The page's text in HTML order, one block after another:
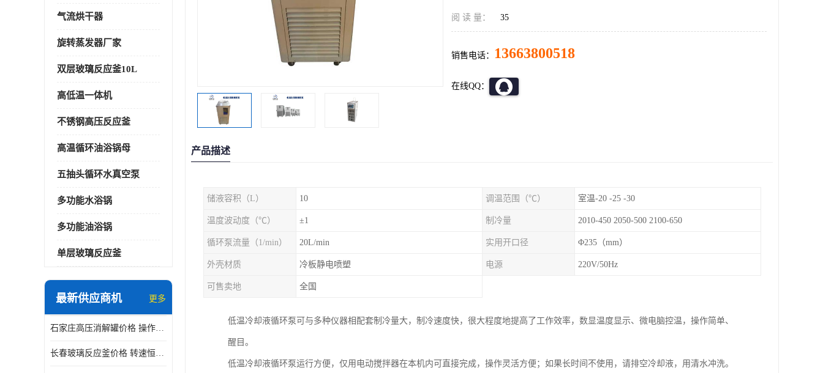
气流烘干器
旋转蒸发器厂家
双层玻璃反应釜10L
高低温一体机
不锈钢高压反应釜
高温循环油浴锅母
五抽头循环水真空泵
多功能水浴锅
多功能油浴锅
单层玻璃反应釜
最新供应商机 更多
石家庄高压消解罐价格 操作简单 使用安全
长春玻璃反应釜价格 转速恒定 机械性能好
阅 读 量： 35
销售电话： 13663800518
在线QQ：
产品描述
储液容积（L） 10 调温范围（℃） 室温-20 -25 -30
温度波动度（℃） ±1 制冷量 2010-450 2050-500 2100-650
循环泵流量（1/min） 20L/min 实用开口径 Φ235（mm）
外壳材质 冷板静电喷塑 电源 220V/50Hz
可售卖地 全国
低温冷却液循环泵可与多种仪器相配套制冷量大，制冷速度快，很大程度地提高了工作效率，数显温度显示、微电脑控温，操作简单、
醒目。
低温冷却液循环泵运行方便，仅用电动搅拌器在本机内可直接完成，操作灵活方便；如果长时间不使用，请排空冷却液，用清水冲洗。